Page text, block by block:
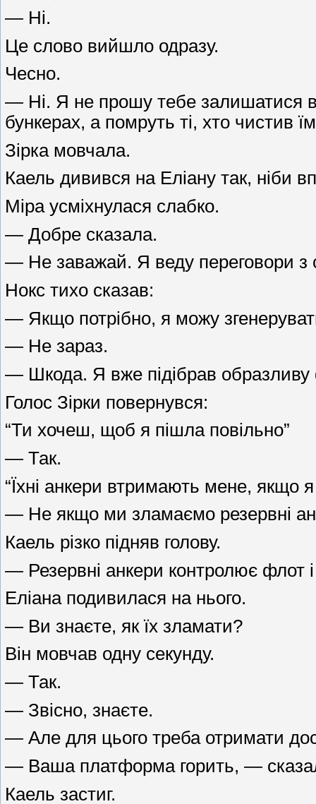
— Ні.
Це слово вийшло одразу.
Чесно.
— Ні. Я не прошу тебе залишатися в
бункерах, а помруть ті, хто чистив
Зірка мовчала.
Каель дивився на Еліану так, ніби
Міра усміхнулася слабко.
— Добре сказала.
— Не заважай. Я веду переговори з
Нокс тихо сказав:
— Якщо потрібно, я можу
— Не зараз.
— Шкода. Я вже підібрав
Голос Зірки повернувся:
“Ти хочеш, щоб я пішла повільно”
— Так.
“Їхні анкери втримають мене, якщо
— Не якщо ми зламаємо резервні
Каель різко підняв голову.
— Резервні анкери контролює флот і
Еліана подивилася на нього.
— Ви знаєте, як їх зламати?
Він мовчав одну секунду.
— Так.
— Звісно, знаєте.
— Але для цього треба отримати
— Ваша платформа горить, —
Каель застиг.